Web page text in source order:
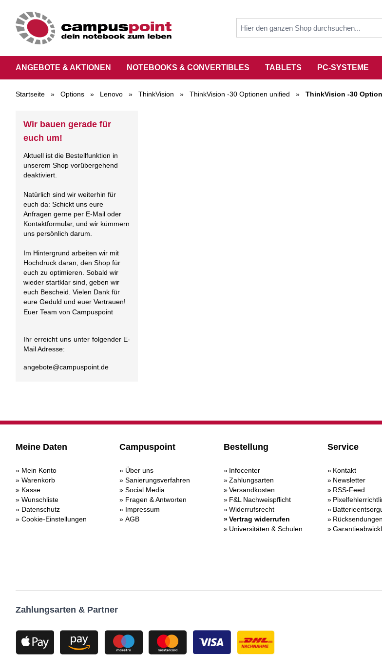
ANGEBOTE & AKTIONEN NOTEBOOKS & CONVERTIBLES TABLETS PC-SYSTEME
Startseite » Options » Lenovo » ThinkVision » ThinkVision -30 Optionen unified » ThinkVision -30
Wir bauen gerade für
euch um!
Aktuell ist die Bestellfunktion in
unserem Shop vorübergehend
deaktiviert.
Natürlich sind wir weiterhin für
euch da: Schickt uns eure
Anfragen gerne per E-Mail oder
Kontaktformular, und wir kümmern
uns persönlich darum.
Im Hintergrund arbeiten wir mit
Hochdruck daran, den Shop für
euch zu optimieren. Sobald wir
wieder startklar sind, geben wir
euch Bescheid. Vielen Dank für
eure Geduld und euer Vertrauen!
Euer Team von Campuspoint
Ihr erreicht uns unter folgender E-
Mail Adresse:
angebote@campuspoint.de
Meine Daten
Mein Konto
Warenkorb
Kasse
Wunschliste
Datenschutz
Cookie-Einstellungen
Campuspoint
Über uns
Sanierungsverfahren
Social Media
Fragen & Antworten
Impressum
AGB
Bestellung
Infocenter
Zahlungsarten
Versandkosten
F&L Nachweispflicht
Widerrufsrecht
Vertrag widerrufen
Universitäten & Schulen
Service
Kontakt
Newsletter
RSS-Feed
Rücksendungen
Zahlungsarten & Partner